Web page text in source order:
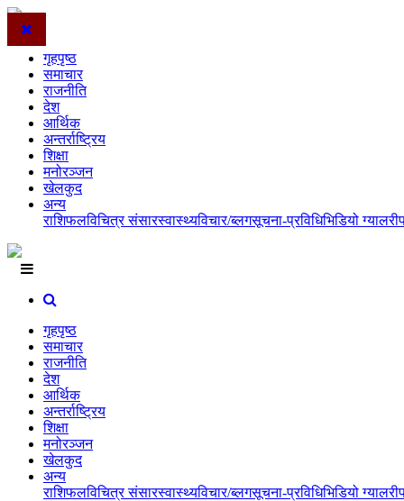
गृहपृष्ठ
समाचार
राजनीति
देश
आर्थिक
अन्तर्राष्ट्रिय
शिक्षा
मनोरञ्जन
खेलकुद
अन्य
राशिफलविचित्र संसारस्वास्थ्यविचार/ब्लगसूचना-प्रविधिभिडियो ग्यालरी
गृहपृष्ठ
समाचार
राजनीति
देश
आर्थिक
अन्तर्राष्ट्रिय
शिक्षा
मनोरञ्जन
खेलकुद
अन्य
राशिफलविचित्र संसारस्वास्थ्यविचार/ब्लगसूचना-प्रविधिभिडियो ग्यालरी